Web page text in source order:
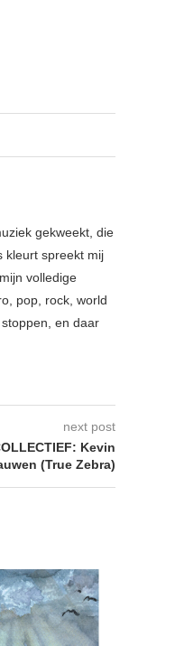
gekweekt, die
kleurt spreekt mij
volledige
pop, rock, world
en daar
next post
Kevin
(True Zebra)